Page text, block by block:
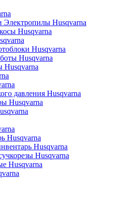
Электропилы Нusqvarna
Нusqvarna
Husqvarna
Husqvarna
Husqvarna
давления Husqvarna
Husqvarna
Husqvarna
Husqvarna
Husqvarna
Husqvarna